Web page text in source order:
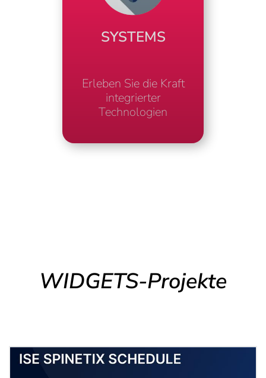
SYSTEMS
Erleben Sie die Kraft
integrierter
Technologien
WIDGETS-Projekte